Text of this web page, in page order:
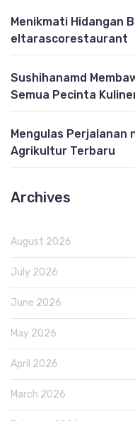
Menikmati Hidangan
eltarascorestaurant
Sushihanamd
Semua Pecinta
Mengulas Perjalanan
Agrikultur Terbaru
Archives
August 2026
July 2026
June 2026
May 2026
April 2026
March 2026